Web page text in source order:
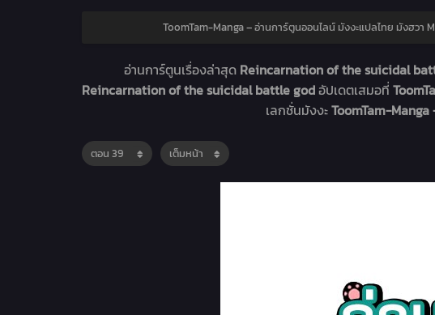
ToomTam-Manga – อ่านการ์ตูนออนไลน์ มังงะแปลไทย มังฮวา
อ่านการ์ตูนเรื่องล่าสุด Reincarnation of the suicidal
Reincarnation of the suicidal battle godอัปเดตเสมอที่
เลกชั่นมังงะToomTam-